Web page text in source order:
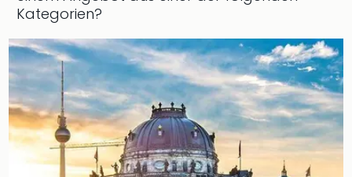
Kategorien?